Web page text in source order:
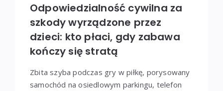
Odpowiedzialność cywilna za
szkody wyrządzone przez
dzieci: kto płaci, gdy zabawa
kończy się stratą
Zbita szyba podczas gry w piłkę, porysowany
samochód na osiedlowym parkingu, telefon